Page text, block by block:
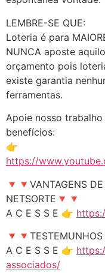
LEMBRE-SE QUE:
Loteria é para
NUNCA aposte
orçamento pois
existe garantia
ferramentas.
Apoie nosso trabalho
benefícios:
👉
https://
🔻🔻VANTAGENS
NETSORTE🔻🔻
A C E S S E 👉
A C E S S E 👉
associados/